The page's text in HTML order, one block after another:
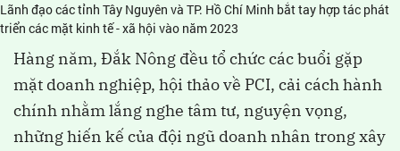
Lãnh đạo các tỉnh Tây Nguyên và TP. Hồ Chí Minh bắt tay hợp tác phát
triển các mặt kinh tế - xã hội vào năm 2023
Hàng năm, Đắk Nông đều tổ chức các buổi gặp
mặt doanh nghiệp, hội thảo về PCI, cải cách hành
chính nhằm lắng nghe tâm tư, nguyện vọng,
những hiến kế của đội ngũ doanh nhân trong xây